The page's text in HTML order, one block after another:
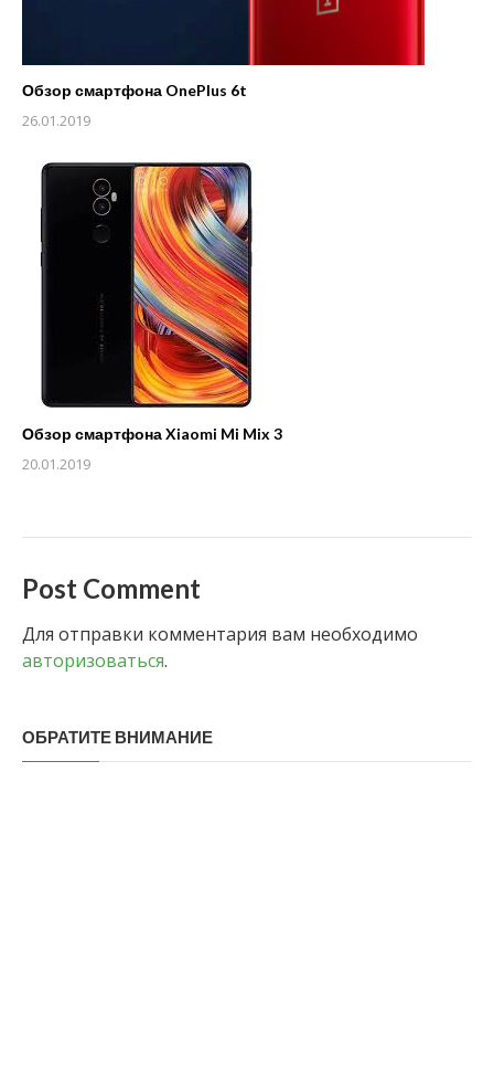
Обзор смартфона OnePlus 6t
26.01.2019
Обзор смартфона Xiaomi Mi Mix 3
20.01.2019
Post Comment
Для отправки комментария вам необходимо
авторизоваться.
ОБРАТИТЕ ВНИМАНИЕ